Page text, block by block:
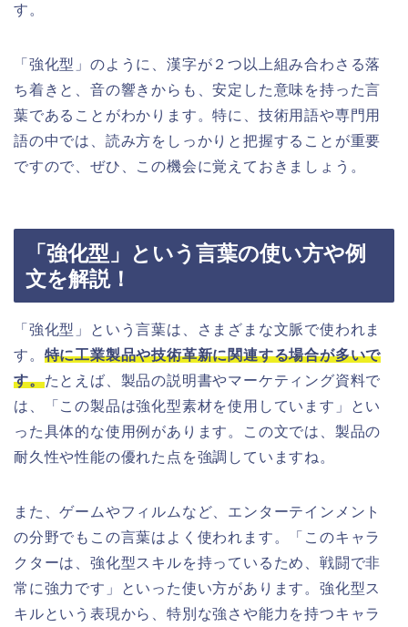
す。
「強化型」のように、漢字が２つ以上組み合わさる落
ち着きと、音の響きからも、安定した意味を持った言
葉であることがわかります。特に、技術用語や専門用
語の中では、読み方をしっかりと把握することが重要
ですので、ぜひ、この機会に覚えておきましょう。
「強化型」という言葉の使い方や例
文を解説！
「強化型」という言葉は、さまざまな文脈で使われま
す。 特に工業製品や技術革新に関連する場合が多いで
す。たとえば、製品の説明書やマーケティング資料で
は、「この製品は強化型素材を使用しています」とい
った具体的な使用例があります。この文では、製品の
耐久性や性能の優れた点を強調していますね。
また、ゲームやフィルムなど、エンターテインメント
の分野でもこの言葉はよく使われます。「このキャラ
クターは、強化型スキルを持っているため、戦闘で非
常に強力です」といった使い方があります。強化型ス
キルという表現から、特別な強さや能力を持つキャラ